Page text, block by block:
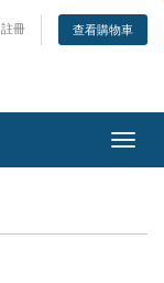
註冊 查看購物車
切換